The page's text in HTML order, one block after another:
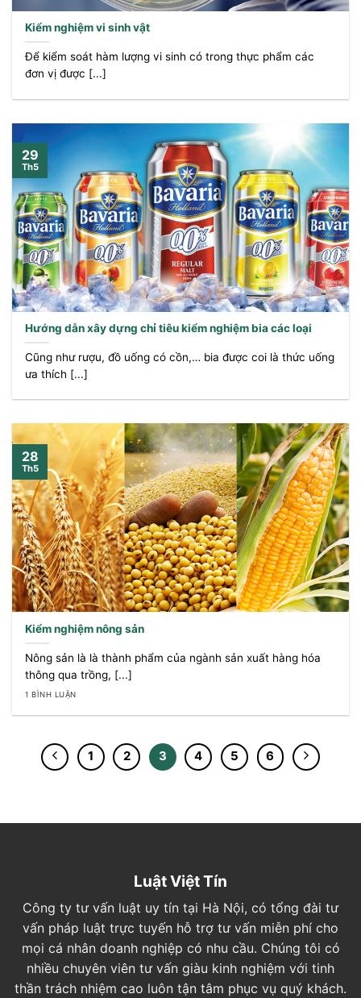
Kiểm nghiệm vi sinh vật
Để kiểm soát hàm lượng vi sinh có trong thực phẩm các
đơn vị được [...]
Hướng dẫn xây dựng chỉ tiêu kiểm nghiệm bia các loại
Cũng như rượu, đồ uống có cồn,… bia được coi là thức uống
ưa thích [...]
29
Th5
Kiểm nghiệm nông sản
Nông sản là là thành phẩm của ngành sản xuất hàng hóa
thông qua trồng, [...]
1 BÌNH LUẬN
28
Th5
1 2 3 4 5 6
Luật Việt Tín
Công ty tư vấn luật uy tín tại Hà Nội, có tổng đài tư
vấn pháp luật trực tuyến hỗ trợ tư vấn miễn phí cho
mọi cá nhân doanh nghiệp có nhu cầu. Chúng tôi có
nhiều chuyên viên tư vấn giàu kinh nghiệm với tinh
thần trách nhiệm cao luôn tận tâm phục vụ quý khách.